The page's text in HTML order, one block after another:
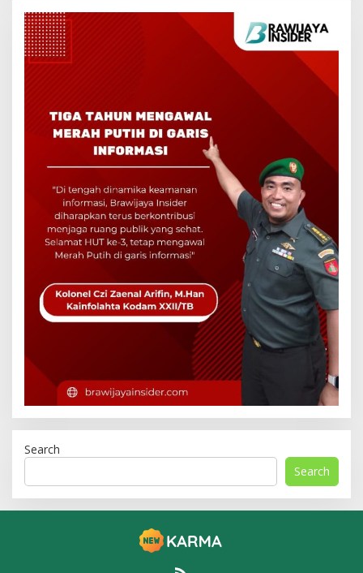
Search
Search